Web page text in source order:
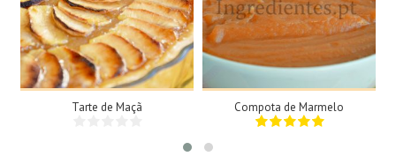
8 Doses
8 Pessoas
45Min
Tarte de Maçã
2 Tigelas
N/A
35Min
Compota de Marmelo